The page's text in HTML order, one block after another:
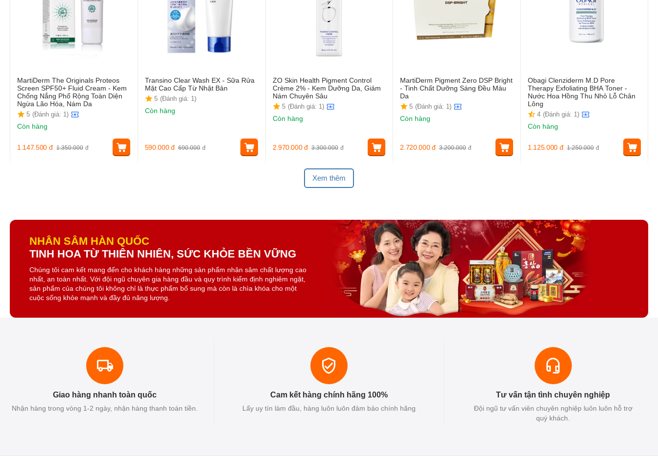
MartiDerm The Originals Proteos
Screen SPF50+ Fluid Cream - Kem
Chống Nắng Phổ Rộng Toàn Diện
Ngừa Lão Hóa, Nám Da
5 (Đánh giá: 1)
Còn hàng
1.350.000 đ
1.147.500 đ
Transino Clear Wash EX - Sữa Rửa
Mặt Cao Cấp Từ Nhật Bản
5 (Đánh giá: 1)
Còn hàng
690.000 đ
590.000 đ
ZO Skin Health Pigment Control
Crème 2% - Kem Dưỡng Da, Giảm
Nám Chuyên Sâu
5 (Đánh giá: 1)
Còn hàng
3.300.000 đ
2.970.000 đ
MartiDerm Pigment Zero DSP Bright
- Tinh Chất Dưỡng Sáng Đều Màu
Da
5 (Đánh giá: 1)
Còn hàng
3.200.000 đ
2.720.000 đ
Obagi Clenziderm M.D Pore
Therapy Exfoliating BHA Toner -
Nước Hoa Hồng Thu Nhỏ Lỗ Chân
Lông
4 (Đánh giá: 1)
Còn hàng
1.250.000 đ
1.125.000 đ
Xem thêm
NHÂN SÂM HÀN QUỐC
TINH HOA TỪ THIÊN NHIÊN, SỨC KHỎE BỀN VỮNG
Chúng tôi cam kết mang đến cho khách hàng những sản phẩm nhân sâm chất lượng cao
nhất, an toàn nhất. Với đội ngũ chuyên gia hàng đầu và quy trình kiểm định nghiêm ngặt,
sản phẩm của chúng tôi không chỉ là thực phẩm bổ sung mà còn là chìa khóa cho một
cuộc sống khỏe mạnh và đầy đủ năng lượng.
Giao hàng nhanh toàn quốc
Nhận hàng trong vòng 1-2 ngày, nhận hàng thanh toán tiền.
Cam kết hàng chính hãng 100%
Lấy uy tín làm đầu, hàng luôn luôn đảm bảo chính hãng
Tư vấn tận tình chuyên nghiệp
Đội ngũ tư vấn viên chuyên nghiệp luôn luôn hỗ trợ
quý khách.